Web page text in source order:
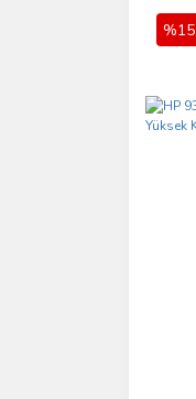
%15